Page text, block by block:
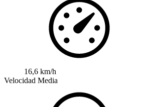
16,6 km/h
Velocidad Media